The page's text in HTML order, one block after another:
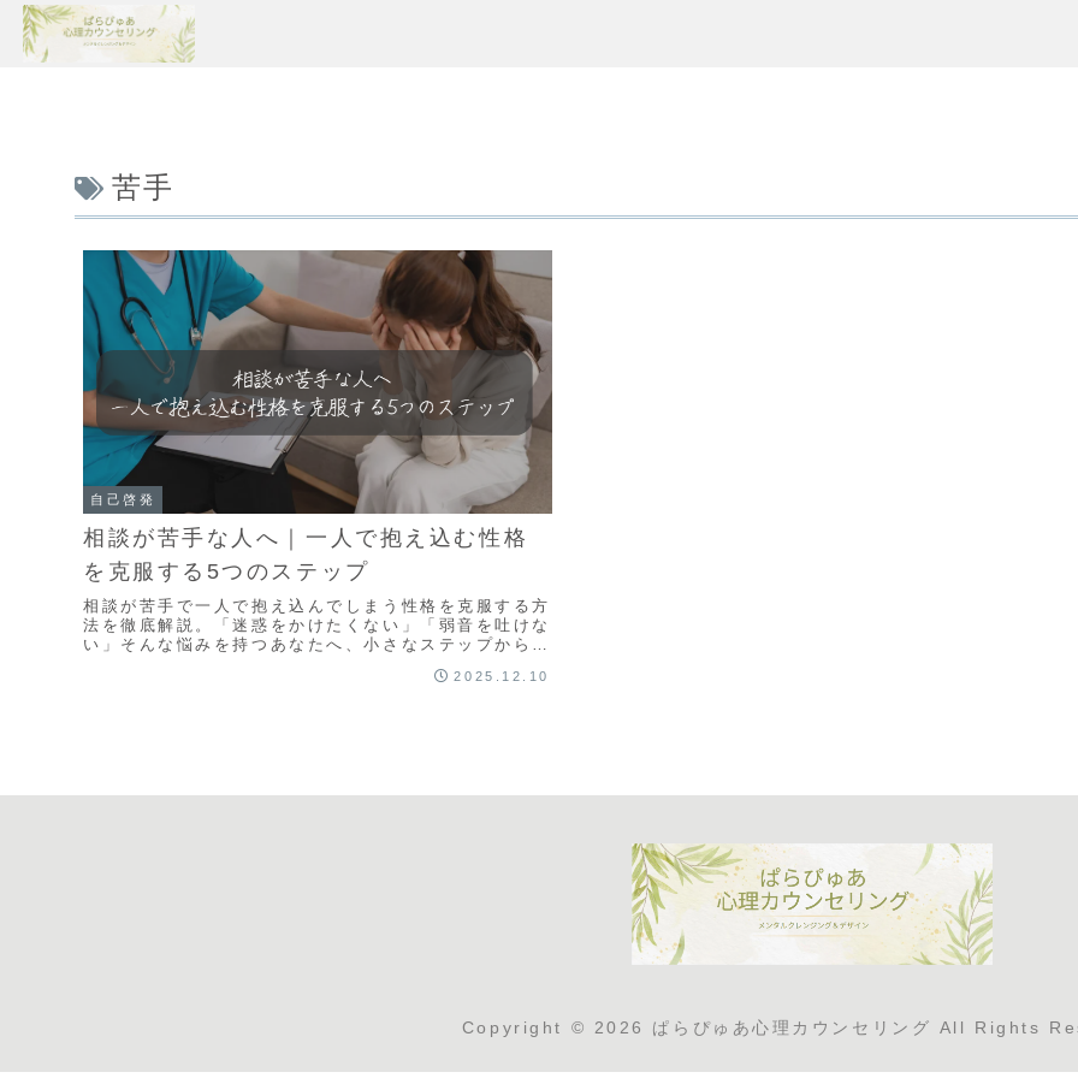
苦手
自己啓発
相談が苦手な人へ｜一人で抱え込む性格
を克服する5つのステップ
相談が苦手で一人で抱え込んでしまう性格を克服する方
法を徹底解説。「迷惑をかけたくない」「弱音を吐けな
い」そんな悩みを持つあなたへ、小さなステップから始
紹介。相談苦手を克服して、心が軽くなる人生を手に入
2025.12.10
Copyright © 2026 ぱらぴゅあ心理カウンセリング All Rights